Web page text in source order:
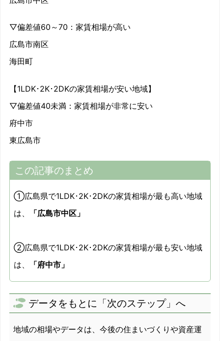
▽偏差値60～70：家賃相場が高い
広島市南区
海田町
【1LDK･2K･2DKの家賃相場が安い地域】
▽偏差値40未満：家賃相場が非常に安い
府中市
東広島市
この記事のまとめ
①広島県で1LDK･2K･2DKの家賃相場が最も高い地域
は、
「広島市中区」
②広島県で1LDK･2K･2DKの家賃相場が最も安い地域
は、
「府中市」
データをもとに「次のステップ」へ
地域の相場やデータは、今後の住まいづくりや資産運